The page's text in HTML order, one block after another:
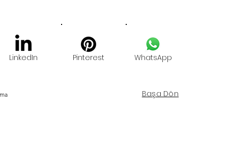
LinkedIn Pinterest WhatsApp
Başa Dön